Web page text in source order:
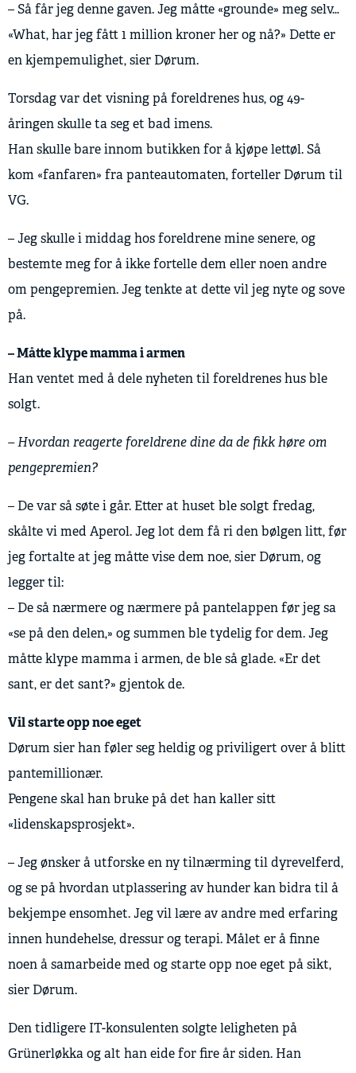
– Så får jeg denne gaven. Jeg måtte «grounde» meg selv…
«What, har jeg fått 1 million kroner her og nå?» Dette er
en kjempemulighet, sier Dørum.
Torsdag var det visning på foreldrenes hus, og 49-
åringen skulle ta seg et bad imens.
Han skulle bare innom butikken for å kjøpe lettøl. Så
kom «fanfaren» fra panteautomaten, forteller Dørum til
VG.
– Jeg skulle i middag hos foreldrene mine senere, og
bestemte meg for å ikke fortelle dem eller noen andre
om pengepremien. Jeg tenkte at dette vil jeg nyte og sove
på.
– Måtte klype mamma i armen
Han ventet med å dele nyheten til foreldrenes hus ble
solgt.
– Hvordan reagerte foreldrene dine da de fikk høre om
pengepremien?
– De var så søte i går. Etter at huset ble solgt fredag,
skålte vi med Aperol. Jeg lot dem få ri den bølgen litt, før
jeg fortalte at jeg måtte vise dem noe, sier Dørum, og
legger til:
– De så nærmere og nærmere på pantelappen før jeg sa
«se på den delen,» og summen ble tydelig for dem. Jeg
måtte klype mamma i armen, de ble så glade. «Er det
sant, er det sant?» gjentok de.
Vil starte opp noe eget
Dørum sier han føler seg heldig og priviligert over å blitt
pantemillionær.
Pengene skal han bruke på det han kaller sitt
«lidenskapsprosjekt».
– Jeg ønsker å utforske en ny tilnærming til dyrevelferd,
og se på hvordan utplassering av hunder kan bidra til å
bekjempe ensomhet. Jeg vil lære av andre med erfaring
innen hundehelse, dressur og terapi. Målet er å finne
noen å samarbeide med og starte opp noe eget på sikt,
sier Dørum.
Den tidligere IT-konsulenten solgte leligheten på
Grünerløkka og alt han eide for fire år siden. Han